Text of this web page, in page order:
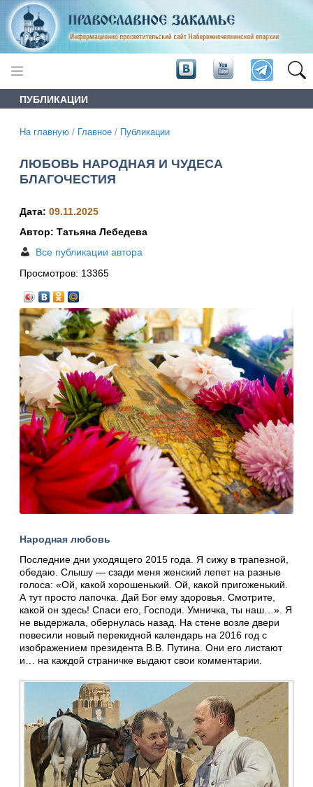
ПУБЛИКАЦИИ
На главную / Главное / Публикации
ЛЮБОВЬ НАРОДНАЯ И ЧУДЕСА
БЛАГОЧЕСТИЯ
Дата: 09.11.2025
Автор: Татьяна Лебедева
Все публикации автора
Просмотров: 13365
Народная любовь
Последние дни уходящего 2015 года. Я сижу в трапезной,
обедаю. Слышу — сзади меня женский лепет на разные
голоса: «Ой, какой хорошенький. Ой, какой пригоженький.
А тут просто лапочка. Дай Бог ему здоровья. Смотрите,
какой он здесь! Спаси его, Господи. Умничка, ты наш…». Я
не выдержала, обернулась назад. На стене возле двери
повесили новый перекидной календарь на 2016 год с
изображением президента В.В. Путина. Они его листают
и… на каждой страничке выдают свои комментарии.